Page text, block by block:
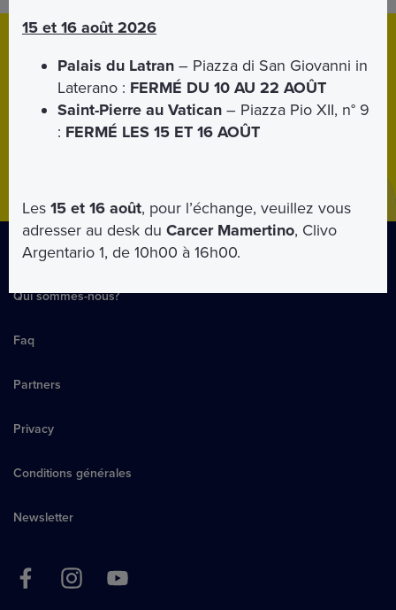
Download
Télécharger l'application mobile pouriPhoneetAndroid
Grâce à l'application, vous pourrez avoir vos billets toujours
avec vous.
Qui sommes-nous?
Faq
Partners
Privacy
Conditions générales
Newsletter
15 et 16 août 2026
Palais du Latran – Piazza di San Giovanni in
Laterano : FERMÉ DU 10 AU 22 AOÛT
Saint-Pierre au Vatican – Piazza Pio XII, n° 9
: FERMÉ LES 15 ET 16 AOÛT
Les15 et 16 août, pour l’échange, veuillez vous
adresser au desk duCarcer Mamertino, Clivo
Argentario 1, de 10h00 à 16h00.